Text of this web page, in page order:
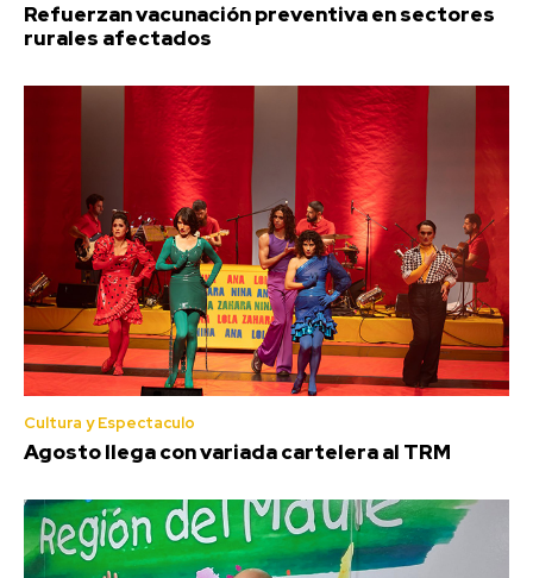
Refuerzan vacunación preventiva en sectores
rurales afectados
Cultura y Espectaculo
Agosto llega con variada cartelera al TRM